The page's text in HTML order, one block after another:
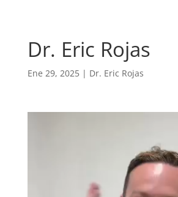
Dr. Eric Rojas
Ene 29, 2025| Dr. Eric Rojas